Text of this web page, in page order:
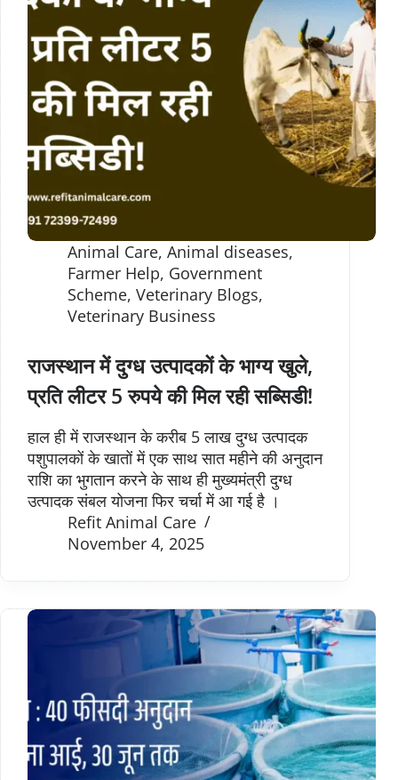
Animal Care, Animal diseases,
Farmer Help, Government
Scheme, Veterinary Blogs,
Veterinary Business
राजस्थान में दुग्ध उत्पादकों के भाग्य खुले,
प्रति लीटर 5 रुपये की मिल रही सब्सिडी!
हाल ही में राजस्थान के करीब 5 लाख दुग्ध उत्पादक
पशुपालकों के खातों में एक साथ सात महीने की अनुदान
राशि का भुगतान करने के साथ ही मुख्यमंत्री दुग्ध
उत्पादक संबल योजना फिर चर्चा में आ गई है ।
Refit Animal Care
November 4, 2025